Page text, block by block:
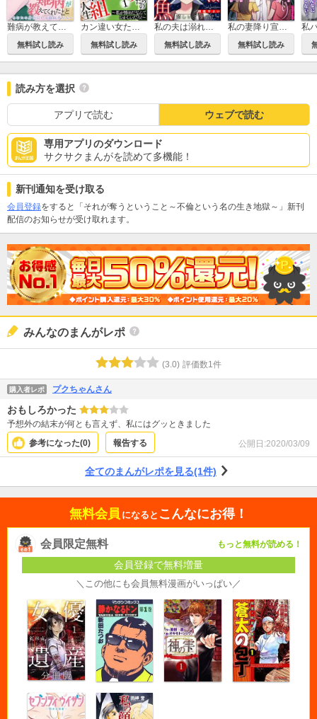
難病が教えてくれたこと ～あなたの身近にいる闘病者たち～
無料試し読み
カン違い女たちの負け組人生～私が惨めだなんておかしいだろ！～
無料試し読み
私の夫は溺れる魚～雑魚を寝取って嬉しいですか？～
無料試し読み
私の妻降り宣言～見下し夫に最高の修羅場を!!～
無料試し読み
読み方を選択
アプリで読む ウェブで読む
専用アプリのダウンロード
サクサクまんがを読めて多機能！
新刊通知を受け取る
会員登録をすると「それが奪うということ～不倫という名の生き地獄～」新刊
配信のお知らせが受け取れます。
みんなのまんがレポ
(3.0) 評価数1 件
購入者レポ プクちゃんさん
おもしろかった
予想外の結末が何とも言えず、私にはグッときました
参考になった(0) 報告する 公開日:2020/03/09
全てのまんがレポを見る(1件)
無料会員 になると こんなにお得！
会員限定無料 もっと無料が読める！
会員登録で無料増量
＼この他にも会員無料漫画がいっぱい／